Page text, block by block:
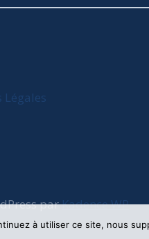
Légales
parKadence WP
à utiliser ce site, nous